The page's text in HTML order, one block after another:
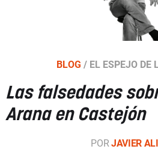
BLOG / EL ESPEJO DE
Las falsedades
Arana en Castejón
PORJAVIER